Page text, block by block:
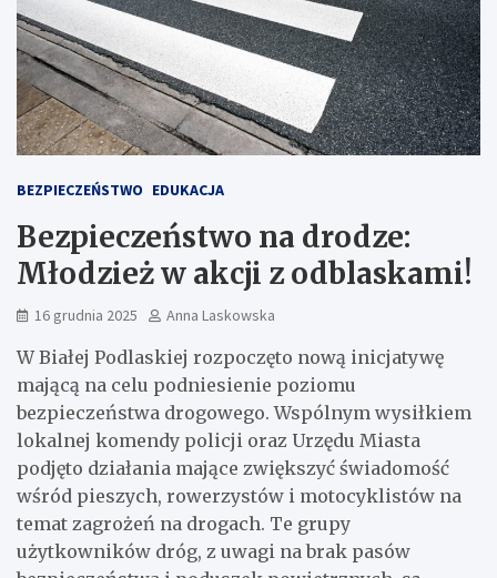
BEZPIECZEŃSTWO EDUKACJA
Bezpieczeństwo na drodze:
Młodzież w akcji z odblaskami!
16 grudnia 2025 Anna Laskowska
W Białej Podlaskiej rozpoczęto nową inicjatywę
mającą na celu podniesienie poziomu
bezpieczeństwa drogowego. Wspólnym wysiłkiem
lokalnej komendy policji oraz Urzędu Miasta
podjęto działania mające zwiększyć świadomość
wśród pieszych, rowerzystów i motocyklistów na
temat zagrożeń na drogach. Te grupy
użytkowników dróg, z uwagi na brak pasów